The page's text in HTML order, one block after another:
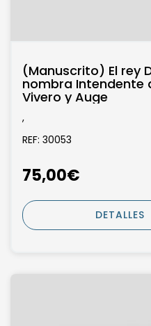
(Manuscrito) El rey
nombra Intendente
Vivero y Auge
,
REF: 30053
75,00€
DETALLES